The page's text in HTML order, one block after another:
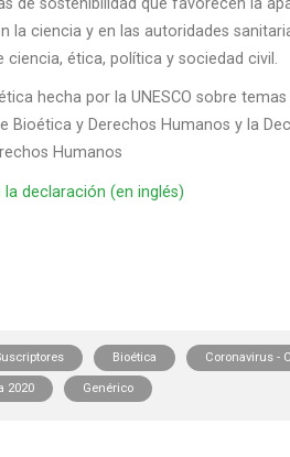
la ciencia y en las autoridades
ciencia, ética, política y sociedad civil.
hecha por la UNESCO sobre
Bioética y Derechos Humanos y la
Humanos
declaración (en inglés)
Bioética Coronavirus -
2020 Genérico